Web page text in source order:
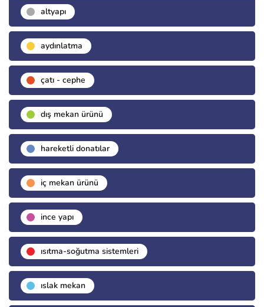
altyapı
aydınlatma
çatı - cephe
dış mekan ürünü
hareketli donatılar
i̇ç mekan ürünü
i̇nce yapı
isıtma-soğutma sistemleri
islak mekan